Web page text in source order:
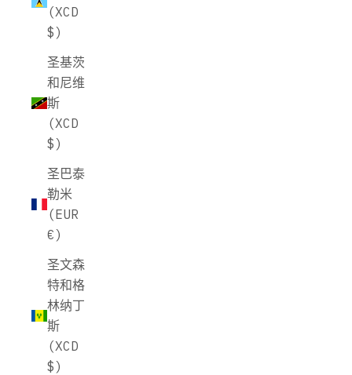
(XCD
$)
圣基茨
和尼维
斯
(XCD
$)
圣巴泰
勒米
(EUR
€)
圣文森
特和格
林纳丁
斯
(XCD
$)